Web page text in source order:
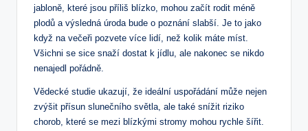
jabloně, které jsou příliš blízko, mohou začít rodit méně
plodů a výsledná úroda bude o poznání slabší. Je to jako
když na večeři pozvete více lidí, než kolik máte míst.
Všichni se sice snaží dostat k jídlu, ale nakonec se nikdo
nenajedl pořádně.
Vědecké studie ukazují, že ideální uspořádání může nejen
zvýšit přísun slunečního světla, ale také snížit riziko
chorob, které se mezi blízkými stromy mohou rychle šířit.